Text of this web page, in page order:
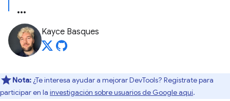
Kayce Basques
Nota: ¿Te interesa ayudar a mejorar DevTools? Regístrate para
participar en la investigación sobre usuarios de Google aquí.